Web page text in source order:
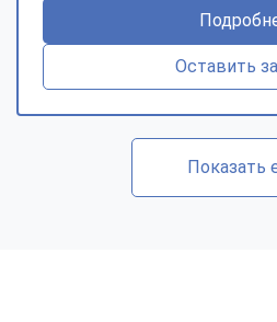
Оставить
Показать